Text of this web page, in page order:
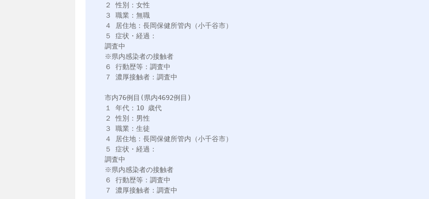
２ 性別：女性
３ 職業：無職
４ 居住地：長岡保健所管内（小千谷市）
５ 症状・経過：
調査中
※県内感染者の接触者
６ 行動歴等：調査中
７ 濃厚接触者：調査中
市内76例目(県内4692例目)
１ 年代：10 歳代
２ 性別：男性
３ 職業：生徒
４ 居住地：長岡保健所管内（小千谷市）
５ 症状・経過：
調査中
※県内感染者の接触者
６ 行動歴等：調査中
７ 濃厚接触者：調査中